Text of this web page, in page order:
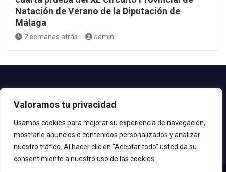
Valoramos tu privacidad
Usamos cookies para mejorar su experiencia de navegación,
mostrarle anuncios o contenidos personalizados y analizar
nuestro tráfico. Al hacer clic en “Aceptar todo” usted da su
consentimiento a nuestro uso de las cookies.
Natación de Verano de la Diputación de
Málaga
2 semanas atrás admin
Teléfono: 952.80.24.44
© 2020 Delegación de Deportes